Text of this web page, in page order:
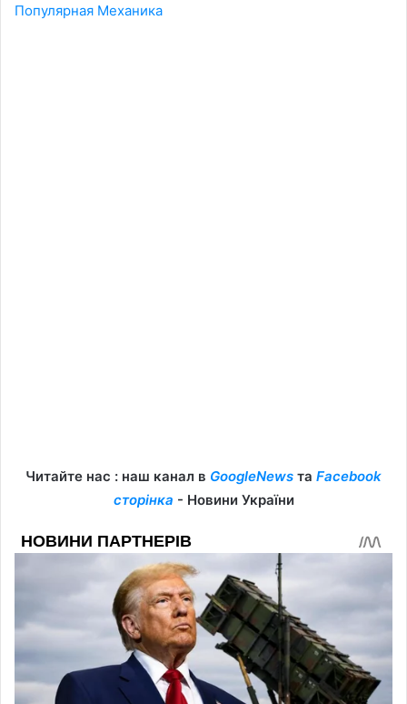
Популярная Механика
Читайте нас : наш канал в GoogleNews та Facebook
сторінка - Новини України